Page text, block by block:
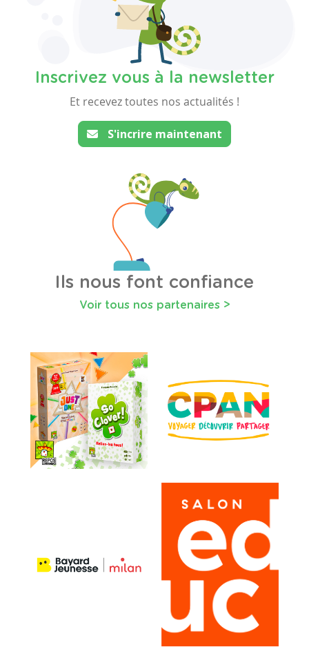
Inscrivez vous à la newsletter
Et recevez toutes nos actualités !
S'incrire maintenant
Ils nous font confiance
Voir tous nos partenaires >